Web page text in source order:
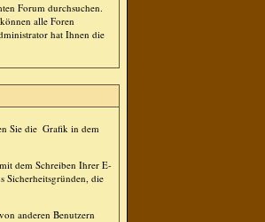
Forum durchsuchen.
alle Foren
hat Ihnen die
Sie die Grafik in dem
dem Schreiben Ihrer E-
Sicherheitsgründen, die
anderen Benutzern